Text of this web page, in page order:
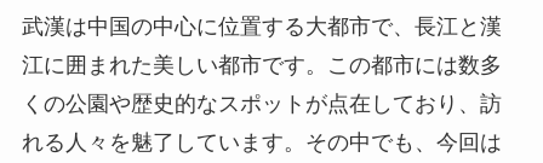
武漢は中国の中心に位置する大都市で、長江と漢
江に囲まれた美しい都市です。この都市には数多
くの公園や歴史的なスポットが点在しており、訪
れる人々を魅了しています。その中でも、今回は